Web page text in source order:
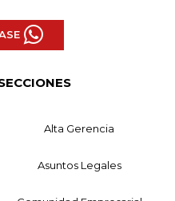
Alta Gerencia
Asuntos Legales